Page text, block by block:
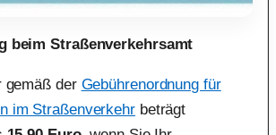
beim Straßenverkehrsamt
gemäß der Gebührenordnung für
im Straßenverkehrbeträgt